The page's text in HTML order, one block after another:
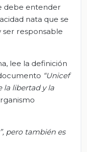
debe entender
nata que se
ser responsable
lee la definición
“Unicef
la libertad y la
pero también es